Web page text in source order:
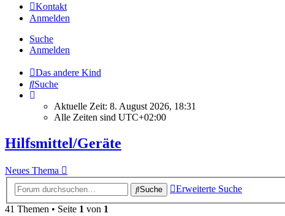
Kontakt
Anmelden
Suche
Anmelden
Das andere Kind
Suche
Aktuelle Zeit: 8. August 2026, 18:31
Alle Zeiten sind UTC+02:00
Hilfsmittel/Geräte
Neues Thema
Suche
Erweiterte Suche
41 Themen • Seite 1 von 1